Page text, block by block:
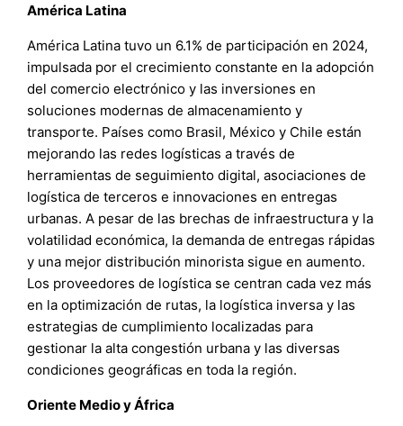
América Latina
América Latina tuvo un 6.1% de participación en 2024,
impulsada por el crecimiento constante en la adopción
del comercio electrónico y las inversiones en
soluciones modernas de almacenamiento y
transporte. Países como Brasil, México y Chile están
mejorando las redes logísticas a través de
herramientas de seguimiento digital, asociaciones de
logística de terceros e innovaciones en entregas
urbanas. A pesar de las brechas de infraestructura y la
volatilidad económica, la demanda de entregas rápidas
y una mejor distribución minorista sigue en aumento.
Los proveedores de logística se centran cada vez más
en la optimización de rutas, la logística inversa y las
estrategias de cumplimiento localizadas para
gestionar la alta congestión urbana y las diversas
condiciones geográficas en toda la región.
Oriente Medio y África